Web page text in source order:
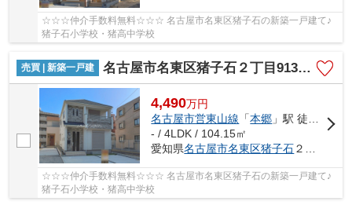
☆☆☆仲介手数料無料☆☆☆ 名古屋市名東区猪子石の新築一戸建て♪
猪子石小学校・猪高中学校
売買 | 新築一戸建 名古屋市名東区猪子石２丁目913-3【仲介手数料無料】新築一戸建て E号棟
4,490万円
名古屋市営東山線 「本郷 」駅 徒歩21分
- / 4LDK / 104.15㎡
愛知県名古屋市名東区猪子石２丁目913-3
☆☆☆仲介手数料無料☆☆☆ 名古屋市名東区猪子石の新築一戸建て♪
猪子石小学校・猪高中学校